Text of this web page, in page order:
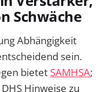
Schwäche
Abhängigkeit
sein.
bietet SAMHSA;
Hinweise zu